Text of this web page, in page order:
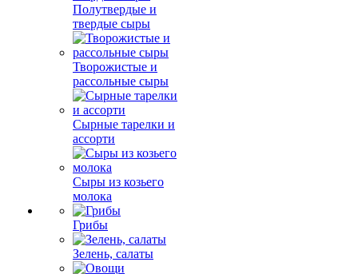
Полутвердые и
твердые сыры
Творожистые и
рассольные сыры
Сырные тарелки и
ассорти
Сыры из козьего
молока
Грибы
Зелень, салаты